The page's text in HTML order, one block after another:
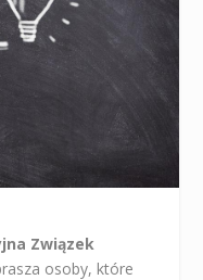
Związek
osoby, które